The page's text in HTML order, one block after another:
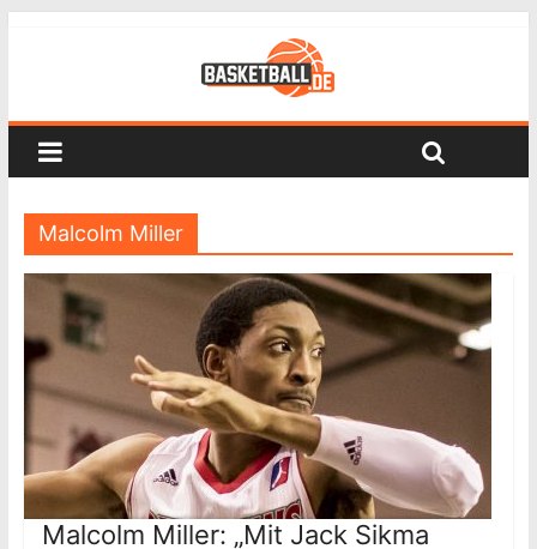
Malcolm Miller
Malcolm Miller: „Mit Jack Sikma